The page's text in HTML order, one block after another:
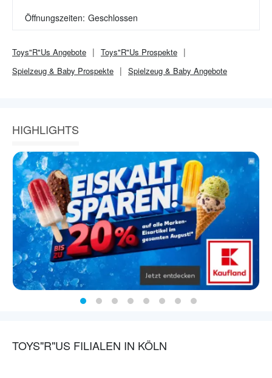
Öffnungszeiten: Geschlossen
Toys"R"Us Angebote Toys"R"Us Prospekte
Spielzeug & Baby Prospekte Spielzeug & Baby Angebote
HIGHLIGHTS
TOYS"R"US FILIALEN IN KÖLN